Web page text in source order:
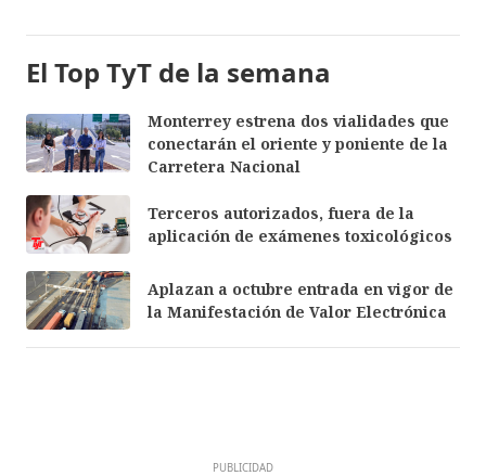
El Top TyT de la semana
Monterrey estrena dos vialidades que
conectarán el oriente y poniente de la
Carretera Nacional
Terceros autorizados, fuera de la
aplicación de exámenes toxicológicos
Aplazan a octubre entrada en vigor de
la Manifestación de Valor Electrónica
PUBLICIDAD